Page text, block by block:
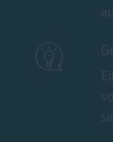
